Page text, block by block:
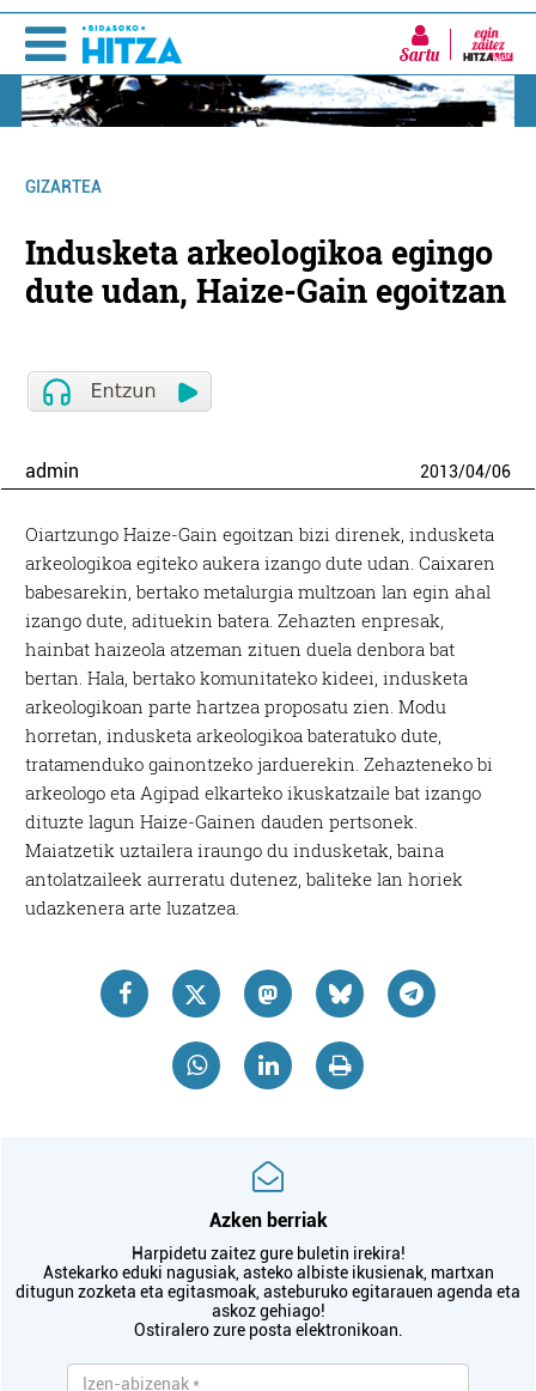
Sartu
GIZARTEA
Indusketa arkeologikoa egingo
dute udan, Haize-Gain egoitzan
admin 2013/04/06
Oiartzungo Haize-Gain egoitzan bizi direnek, indusketa
arkeologikoa egiteko aukera izango dute udan. Caixaren
babesarekin, bertako metalurgia multzoan lan egin ahal
izango dute, adituekin batera. Zehazten enpresak,
hainbat haizeola atzeman zituen duela denbora bat
bertan. Hala, bertako komunitateko kideei, indusketa
arkeologikoan parte hartzea proposatu zien. Modu
horretan, indusketa arkeologikoa bateratuko dute,
tratamenduko gainontzeko jarduerekin. Zehazteneko bi
arkeologo eta Agipad elkarteko ikuskatzaile bat izango
dituzte lagun Haize-Gainen dauden pertsonek.
Maiatzetik uztailera iraungo du indusketak, baina
antolatzaileek aurreratu dutenez, baliteke lan horiek
udazkenera arte luzatzea.
Azken berriak
Harpidetu zaitez gure buletin irekira!
Astekarko eduki nagusiak, asteko albiste ikusienak, martxan
ditugun zozketa eta egitasmoak, asteburuko egitarauen agenda eta
askoz gehiago!
Ostiralero zure posta elektronikoan.